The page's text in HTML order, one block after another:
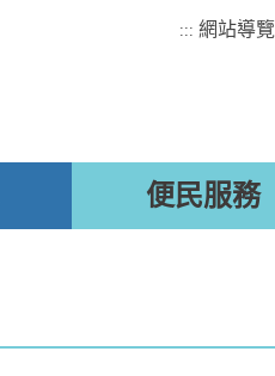
::: 網站導覽
便民服務